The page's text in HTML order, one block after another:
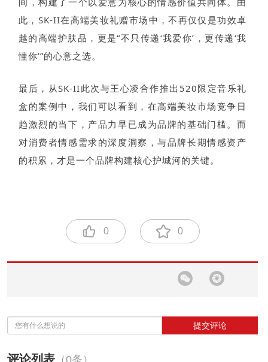
此，SK-II在高端美妆礼赠市场中，不再仅仅是功效卓
越的高端护肤品，更是“不只传递‘我爱你’，更传递‘我
懂你’”的心意之选。
最后，从SK-II此次与王心凌合作推出520限定音乐礼
盒的案例中，我们可以看到，在高端美妆市场竞争日
趋激烈的当下，产品力早已成为品牌的基础门槛。而
对消费者情感需求的深度洞察，与品牌长期情感资产
的积累，才是一个品牌构建核心护城河的关键。
0 0
提交评论
评论列表 （0条）